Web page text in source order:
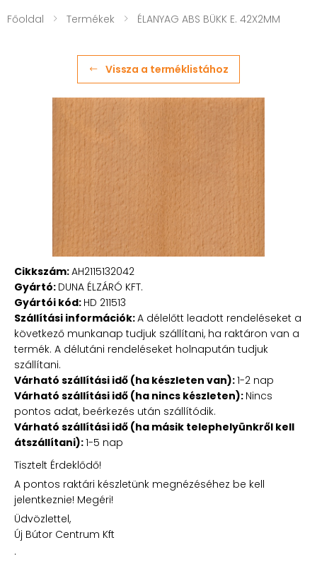
Főoldal Termékek ÉLANYAG ABS BÜKK E. 42X2MM
Vissza a terméklistához
Cikkszám:AH2115132042
Gyártó: DUNA ÉLZÁRÓ KFT.
Gyártói kód: HD 211513
Szállítási információk:A délelőtt leadott rendeléseket a
következő munkanap tudjuk szállítani, ha raktáron van a
termék. A délutáni rendeléseket holnapután tudjuk
szállítani.
Várható szállítási idő (ha készleten van):1-2 nap
Várható szállítási idő (ha nincs készleten): Nincs
pontos adat, beérkezés után szállítódik.
Várható szállítási idő (ha másik telephelyünkről kell
átszállítani):1-5 nap
Tisztelt Érdeklődő!
A pontos raktári készletünk megnézéséhez be kell
jelentkeznie! Megéri!
Üdvözlettel,
Új Bútor Centrum Kft
.